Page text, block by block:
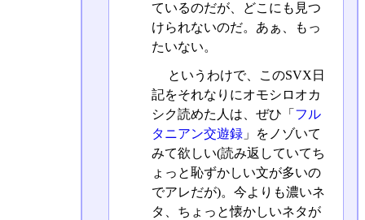
ているのだが、どこにも見つ
けられないのだ。あぁ、もっ
たいない。
というわけで、このSVX日
記をそれなりにオモシロオカ
シク読めた人は、ぜひ「 フル
タニアン交遊録」をノゾいて
みて欲しい(読み返していてち
ょっと恥ずかしい文が多いの
でアレだが)。今よりも濃いネ
タ、ちょっと懐かしいネタが